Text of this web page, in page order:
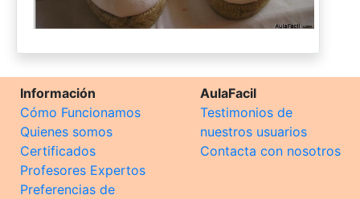
Información
Cómo Funcionamos
Quienes somos
Certificados
Profesores Expertos
Preferencias de
AulaFacil
Testimonios de
nuestros usuarios
Contacta con nosotros